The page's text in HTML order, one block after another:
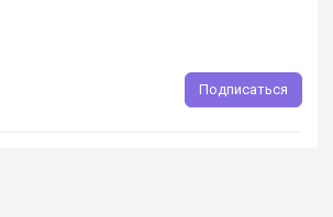
Подписаться